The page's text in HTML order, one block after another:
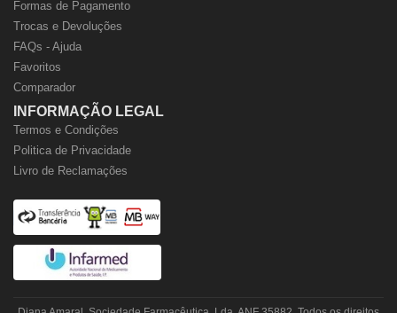
Formas de Pagamento
Trocas e Devoluções
FAQs - Ajuda
Favoritos
Comparador
INFORMAÇÃO LEGAL
Termos e Condições
Politica de Privacidade
Livro de Reclamações